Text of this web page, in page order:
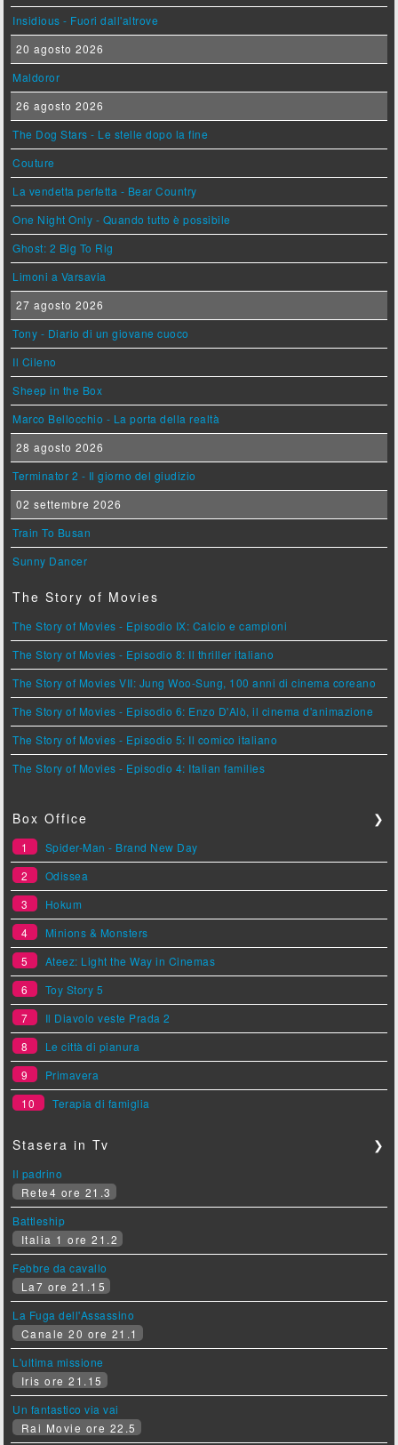
Insidious - Fuori dall'altrove
20 agosto 2026
Maldoror
26 agosto 2026
The Dog Stars - Le stelle dopo la fine
Couture
La vendetta perfetta - Bear Country
One Night Only - Quando tutto è possibile
Ghost: 2 Big To Rig
Limoni a Varsavia
27 agosto 2026
Tony - Diario di un giovane cuoco
Il Cileno
Sheep in the Box
Marco Bellocchio - La porta della realtà
28 agosto 2026
Terminator 2 - Il giorno del giudizio
02 settembre 2026
Train To Busan
Sunny Dancer
The Story of Movies
The Story of Movies - Episodio IX: Calcio e campioni
The Story of Movies - Episodio 8: Il thriller italiano
The Story of Movies VII: Jung Woo-Sung, 100 anni di cinema coreano
The Story of Movies - Episodio 6: Enzo D'Alò, il cinema d'animazione
The Story of Movies - Episodio 5: Il comico italiano
The Story of Movies - Episodio 4: Italian families
Box Office ❯
1
Spider-Man - Brand New Day
2
Odissea
3
Hokum
4
Minions & Monsters
5
Ateez: Light the Way in Cinemas
6
Toy Story 5
7
Il Diavolo veste Prada 2
8
Le città di pianura
9
Primavera
10
Terapia di famiglia
Stasera in Tv ❯
Il padrino
Rete4 ore 21.3
Battleship
Italia 1 ore 21.2
Febbre da cavallo
La7 ore 21.15
La Fuga dell'Assassino
Canale 20 ore 21.1
L'ultima missione
Iris ore 21.15
Un fantastico via vai
Rai Movie ore 22.5